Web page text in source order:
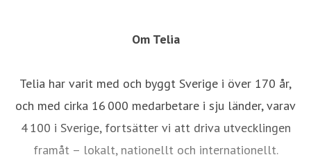
Om Telia
Telia har varit med och byggt Sverige i över 170 år,
och med cirka 16 000 medarbetare i sju länder, varav
4 100 i Sverige, fortsätter vi att driva utvecklingen
framåt – lokalt, nationellt och internationellt.